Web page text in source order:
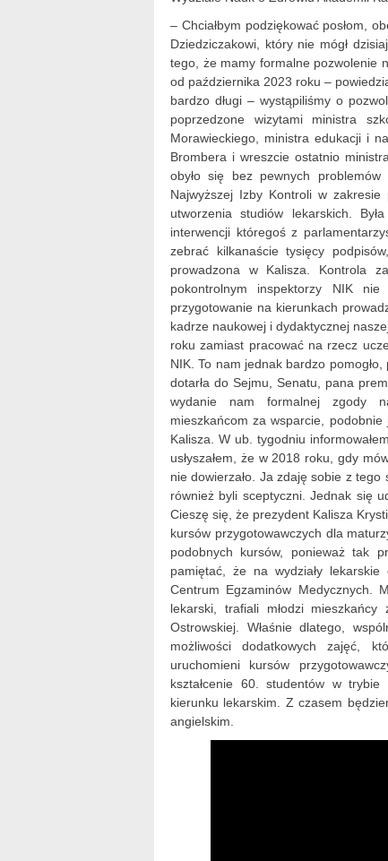
– Chciałbym podziękować posłom,
Dziedziczakowi, który nie mógł
tego, że mamy formalne pozwolenie
od października 2023 roku –
bardzo długi – wystąpiliśmy o
poprzedzone wizytami ministra
Morawieckiego, ministra edukacji i
Brombera i wreszcie ostatnio
obyło się bez pewnych
Najwyższej Izby Kontroli w
utworzenia studiów lekarskich.
interwencji któregoś z
zebrać kilkanaście tysięcy
prowadzona w Kalisza. Kontrola
pokontrolnym inspektorzy NIK nie
przygotowanie na kierunkach
kadrze naukowej i dydaktycznej
roku zamiast pracować na rzecz
NIK. To nam jednak bardzo
dotarła do Sejmu, Senatu, pana
wydanie nam formalnej zgody
mieszkańcom za wsparcie, podobnie
Kalisza. W ub. tygodniu
usłyszałem, że w 2018 roku, gdy
nie dowierzało. Ja zdaję sobie z
również byli sceptyczni. Jednak się
Cieszę się, że prezydent Kalisza
kursów przygotowawczych dla
podobnych kursów, ponieważ tak
pamiętać, że na wydziały
Centrum Egzaminów Medycznych.
lekarski, trafiali młodzi
Ostrowskiej. Właśnie dlatego,
możliwości dodatkowych zajęć,
uruchomieni kursów
kształcenie 60. studentów w
kierunku lekarskim. Z czasem
angielskim.